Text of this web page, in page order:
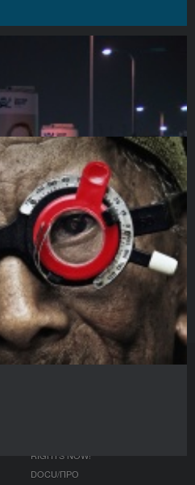
зникають гроші
RIGHTS NOW!
DOCU/ПРО